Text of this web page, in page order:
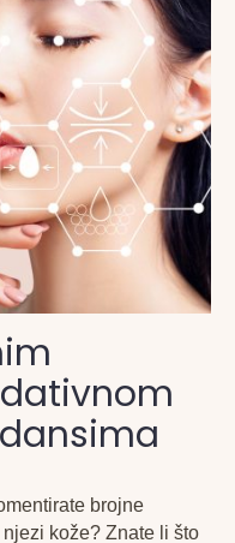
brojne
kože? Znate li što